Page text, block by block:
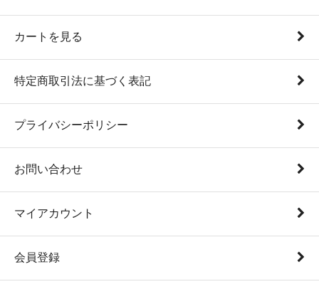
カートを見る
特定商取引法に基づく表記
プライバシーポリシー
お問い合わせ
マイアカウント
会員登録